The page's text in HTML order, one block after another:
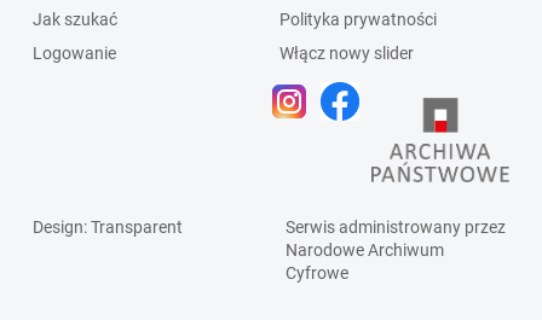
Jak szukać
Logowanie
Polityka prywatności
Włącz nowy slider
Design: Transparent
Serwis administrowany przez
Narodowe Archiwum
Cyfrowe